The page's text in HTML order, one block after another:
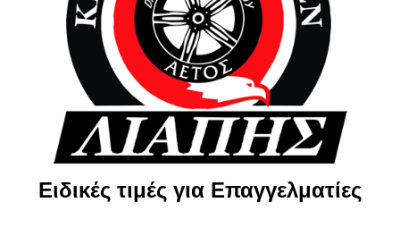
Ειδικές τιμές για Επαγγελματίες